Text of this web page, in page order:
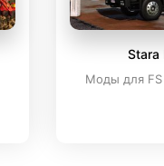
Stara
Моды для